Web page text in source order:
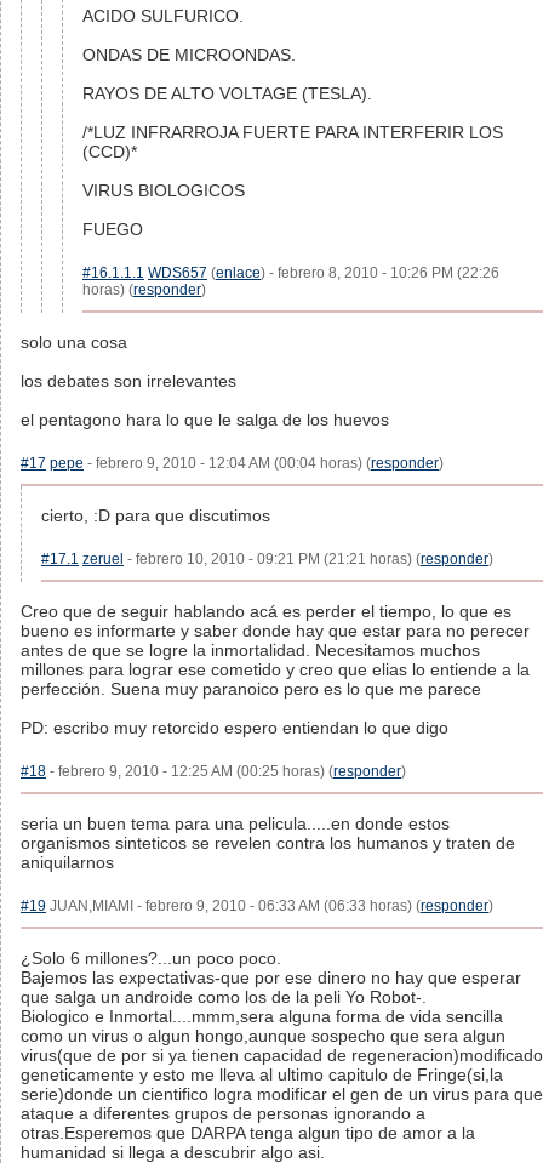
ACIDO SULFURICO.
ONDAS DE MICROONDAS.
RAYOS DE ALTO VOLTAGE (TESLA).
/*LUZ INFRARROJA FUERTE PARA INTERFERIR LOS
(CCD)*
VIRUS BIOLOGICOS
FUEGO
#16.1.1.1 WDS657 (enlace) - febrero 8, 2010 - 10:26 PM (22:26
horas) (responder)
solo una cosa
los debates son irrelevantes
el pentagono hara lo que le salga de los huevos
#17 pepe - febrero 9, 2010 - 12:04 AM (00:04 horas) (responder)
cierto, :D para que discutimos
#17.1 zeruel - febrero 10, 2010 - 09:21 PM (21:21 horas) (responder)
Creo que de seguir hablando acá es perder el tiempo, lo que es
bueno es informarte y saber donde hay que estar para no perecer
antes de que se logre la inmortalidad. Necesitamos muchos
millones para lograr ese cometido y creo que elias lo entiende a la
perfección. Suena muy paranoico pero es lo que me parece
PD: escribo muy retorcido espero entiendan lo que digo
#18 - febrero 9, 2010 - 12:25 AM (00:25 horas) (responder)
seria un buen tema para una pelicula.....en donde estos
organismos sinteticos se revelen contra los humanos y traten de
aniquilarnos
#19 JUAN,MIAMI - febrero 9, 2010 - 06:33 AM (06:33 horas) (responder)
¿Solo 6 millones?...un poco poco.
Bajemos las expectativas-que por ese dinero no hay que esperar
que salga un androide como los de la peli Yo Robot-.
Biologico e Inmortal....mmm,sera alguna forma de vida sencilla
como un virus o algun hongo,aunque sospecho que sera algun
virus(que de por si ya tienen capacidad de regeneracion)modificado
geneticamente y esto me lleva al ultimo capitulo de Fringe(si,la
serie)donde un cientifico logra modificar el gen de un virus para que
ataque a diferentes grupos de personas ignorando a
otras.Esperemos que DARPA tenga algun tipo de amor a la
humanidad si llega a descubrir algo asi.